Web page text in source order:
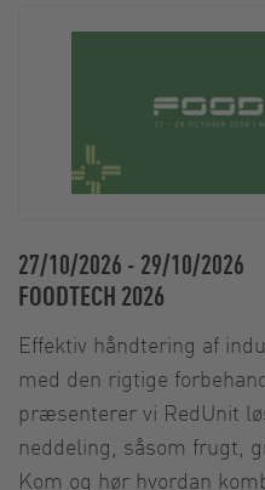
27/10/2026 - 29/10/2026
FOODTECH 2026
Effektiv håndtering af
med den rigtige
præsenterer vi RedUnit
neddeling, såsom frugt,
Kom og hør hvordan